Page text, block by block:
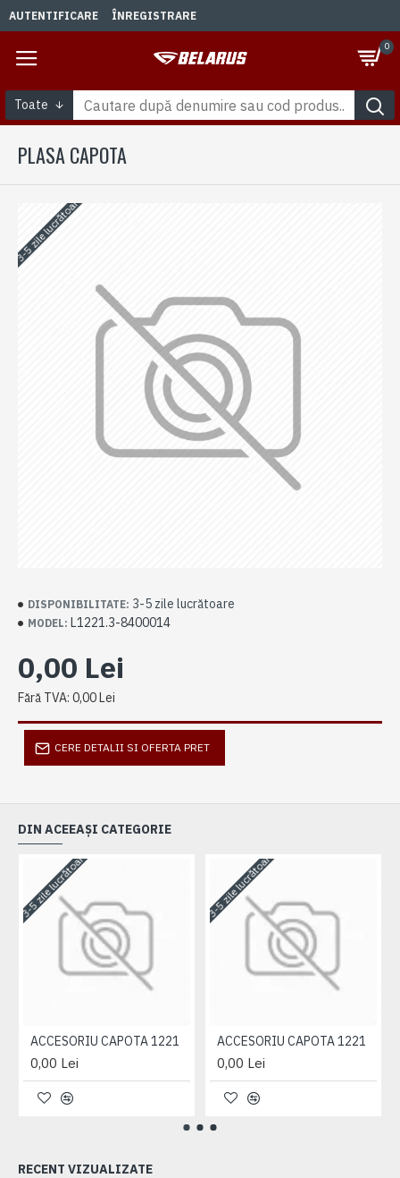
AUTENTIFICARE ÎNREGISTRARE
0
Toate
PLASA CAPOTA
3-5 zile lucrătoare
DISPONIBILITATE: 3-5 zile lucrătoare
MODEL: L1221.3-8400014
0,00 Lei
Fără TVA: 0,00 Lei
CERE DETALII SI OFERTA PRET
DIN ACEEAȘI CATEGORIE
3-5 zile lucrătoare
ACCESORIU CAPOTA 1221
0,00 Lei
3-5 zile lucrătoare
ACCESORIU CAPOTA 1221
0,00 Lei
RECENT VIZUALIZATE